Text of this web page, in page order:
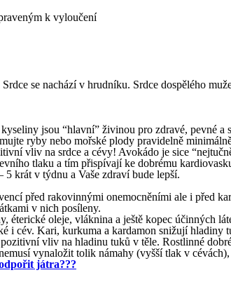
k vyloučení
se nachází v hrudníku. Srdce dospělého
jsou “hlavní” živinou pro zdravé, pevné
ryby nebo mořské plody pravidelně
vliv na srdce a cévy! Avokádo je sice
tlaku a tím přispívají ke dobrému
krát v týdnu a Vaše zdraví bude lepší.
před rakovinnými onemocněními ale i před
v nich posíleny.
éterické oleje, vláknina a ještě kopec účinných
i cév. Kari, kurkuma a kardamon snižují
vliv na hladinu tuků v těle. Rostlinné
vynaložit tolik námahy (vyšší tlak v
játra???